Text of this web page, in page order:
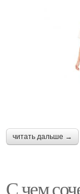
читать дальше →
С чем